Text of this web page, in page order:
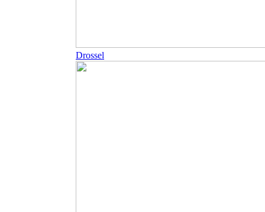
Drossel